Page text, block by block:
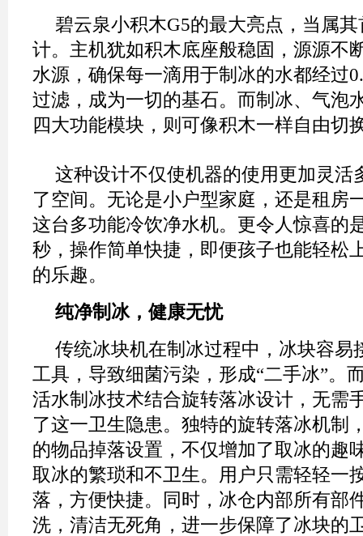
碧云泉小积木G5的最大亮点，当属
计。主机犹如积木底座般稳固，源源不
水源，确保每一滴用于制冰的水都经过
过滤，成为一切的基石。而制冰、气泡
四大功能模块，则可像积木一样自由切
这种设计不仅使机器的使用更加灵活
了空间。无论是小户型家庭，还是租房
这台多功能冷饮净水机。更令人惊喜的
秒，操作简单快捷，即便孩子也能轻松
的乐趣。
纯净制冰，健康无忧
传统冰块机在制冰过程中，冰块容易
工具，导致细菌污染，形成“二手冰”。
活水制冰技术结合旋转落冰设计，无需
了这一卫生隐患。独特的旋转落冰机制
的物品掉落设置，不仅增加了取冰的趣
取冰的繁琐和不卫生。用户只需轻轻一
落，方便快捷。同时，冰仓内部所有部
洗，清洁无死角，进一步保障了冰块的